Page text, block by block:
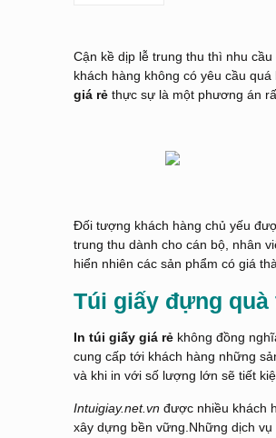
Cận kề dịp lễ trung thu thì nhu
khách hàng không có yêu cầu
giá rẻthực sự là một phương án
Đối tượng khách hàng chủ yếu
trung thu dành cho cán bộ, nhân
hiển nhiên các sản phẩm có giá
Túi giấy đựng
In túi giấy giá rẻkhông đồng
cung cấp tới khách hàng những
và khi in với số lượng lớn sẽ tiết
Intuigiay.net.vn được nhiều khách
xây dựng bền vững.Những dịch